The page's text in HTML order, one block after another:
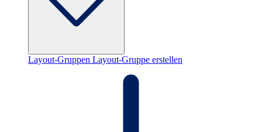
Layout-Gruppen Layout-Gruppe erstellen